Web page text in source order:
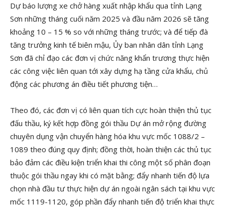
Dự báo lượng xe chở hàng xuất nhập khẩu qua tỉnh Lạng
Sơn những tháng cuối năm 2025 và đầu năm 2026 sẽ tăng
khoảng 10 – 15 % so với những tháng trước; và để tiếp đà
tăng trưởng kinh tế biên mậu, Ủy ban nhân dân tỉnh Lạng
Sơn đã chỉ đạo các đơn vị chức năng khẩn trương thực hiện
các công việc liên quan tới xây dựng hạ tầng cửa khẩu, chủ
động các phương án điều tiết phương tiện…
Theo đó, các đơn vị có liên quan tích cực hoàn thiện thủ tục
đấu thầu, ký kết hợp đồng gói thầu Dự án mở rộng đường
chuyên dụng vận chuyển hàng hóa khu vực mốc 1088/2 –
1089 theo đúng quy định; đồng thời, hoàn thiện các thủ tục
bảo đảm các điều kiện triển khai thi công một số phân đoạn
thuộc gói thầu ngay khi có mặt bằng; đẩy nhanh tiến độ lựa
chọn nhà đầu tư thực hiện dự án ngoài ngân sách tại khu vực
mốc 1119-1120, góp phần đẩy nhanh tiến độ triển khai thực